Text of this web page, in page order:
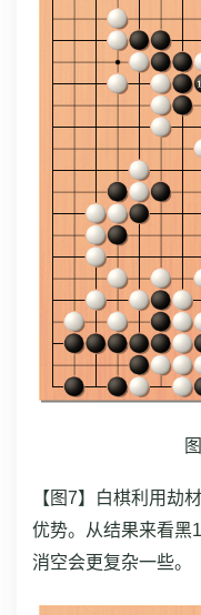
【图7】白棋利用劫
优势。从结果来看黑
消空会更复杂一些。